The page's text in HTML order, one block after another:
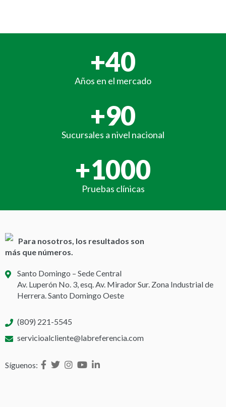
+40
Años en el mercado
+90
Sucursales a nivel nacional
+1000
Pruebas clínicas
Para nosotros, los resultados son
más que números.
Santo Domingo – Sede Central
Av. Luperón No. 3, esq. Av. Mirador Sur. Zona Industrial de
Herrera. Santo Domingo Oeste
(809) 221-5545
servicioalcliente@labreferencia.com
Síguenos: